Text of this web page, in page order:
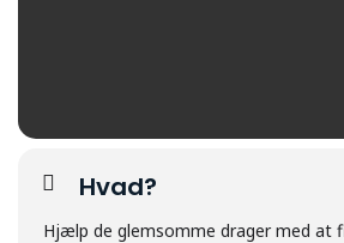
Hvad?
Hjælp de glemsomme drager med at